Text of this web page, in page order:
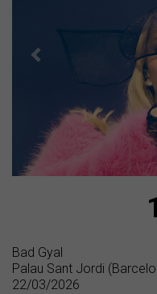
Bad Gyal
Palau Sant Jordi
22/03/2026